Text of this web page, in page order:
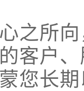
之所
客户
您长